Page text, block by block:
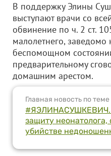
В поддержку Элины
выступают врачи со
обвинение по ч. 2 ст.
малолетнего, заведомо
беспомощном
предварительному
домашним арестом.
Главная новость по теме
#ЯЭЛИНАСУШКЕВИЧ.
защиту неонатолога,
убийстве